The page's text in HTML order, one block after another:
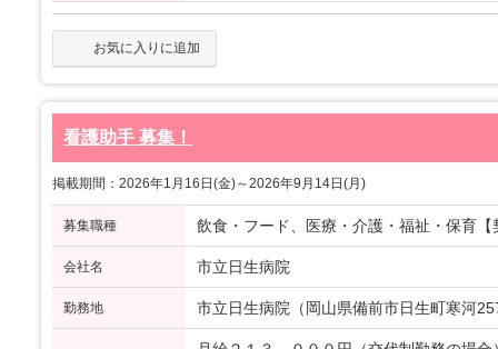
お気に入りに追加
看護助手 募集！
掲載期間：2026年1月16日(金)～2026年9月14日(月)
募集職種 飲食・フード、医療・介護・福祉・保育【
会社名 市立日生病院
勤務地 市立日生病院（岡山県備前市日生町寒河